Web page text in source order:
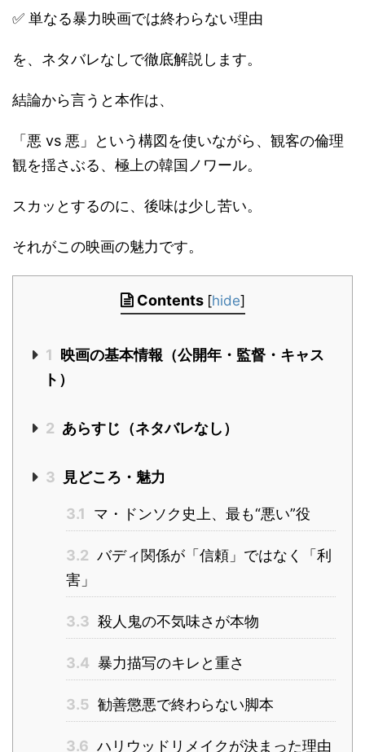
✅ 単なる暴力映画では終わらない理由
を、ネタバレなしで徹底解説します。
結論から言うと本作は、
「悪 vs 悪」という構図を使いながら、観客の倫理
観を揺さぶる、極上の韓国ノワール。
スカッとするのに、後味は少し苦い。
それがこの映画の魅力です。
Contents [hide]
1
映画の基本情報（公開年・監督・キャス
ト）
2 あらすじ（ネタバレなし）
3 見どころ・魅力
3.1 マ・ドンソク史上、最も“悪い”役
3.2 バディ関係が「信頼」ではなく「利
害」
3.3 殺人鬼の不気味さが本物
3.4 暴力描写のキレと重さ
3.5 勧善懲悪で終わらない脚本
3.6 ハリウッドリメイクが決まった理由